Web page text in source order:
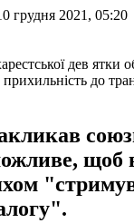
грудня 2021, 05:20
до
щоб